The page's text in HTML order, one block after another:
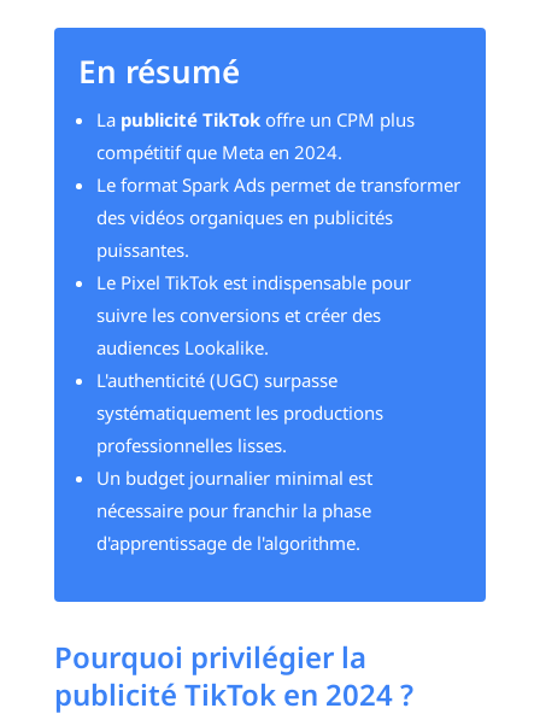
En résumé
La publicité TikTokoffre un CPM plus
compétitif que Meta en 2024.
Le format Spark Ads permet de transformer
des vidéos organiques en publicités
puissantes.
Le Pixel TikTok est indispensable pour
suivre les conversions et créer des
audiences Lookalike.
L'authenticité (UGC) surpasse
systématiquement les productions
professionnelles lisses.
Un budget journalier minimal est
nécessaire pour franchir la phase
d'apprentissage de l'algorithme.
Pourquoi privilégier la
publicité TikTok en 2024 ?